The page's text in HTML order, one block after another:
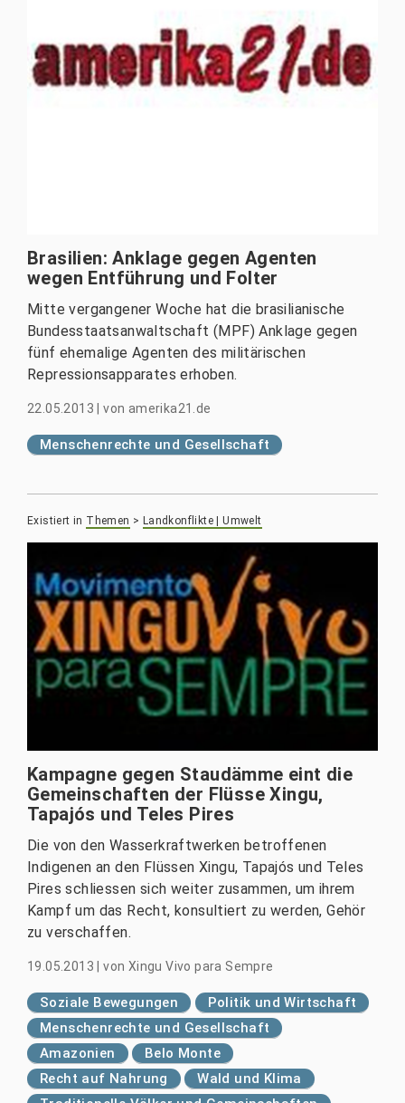
Brasilien: Anklage gegen Agenten
wegen Entführung und Folter
Mitte vergangener Woche hat die brasilianische
Bundesstaatsanwaltschaft (MPF) Anklage gegen
fünf ehemalige Agenten des militärischen
Repressionsapparates erhoben.
22.05.2013 |von amerika21.de
Menschenrechte und Gesellschaft
Existiert in Themen > Landkonflikte | Umwelt
Kampagne gegen Staudämme eint die
Gemeinschaften der Flüsse Xingu,
Tapajós und Teles Pires
Die von den Wasserkraftwerken betroffenen
Indigenen an den Flüssen Xingu, Tapajós und Teles
Pires schliessen sich weiter zusammen, um ihrem
Kampf um das Recht, konsultiert zu werden, Gehör
zu verschaffen.
19.05.2013 |von Xingu Vivo para Sempre
Soziale Bewegungen
Politik und Wirtschaft
Menschenrechte und Gesellschaft
Amazonien
Belo Monte
Recht auf Nahrung
Wald und Klima